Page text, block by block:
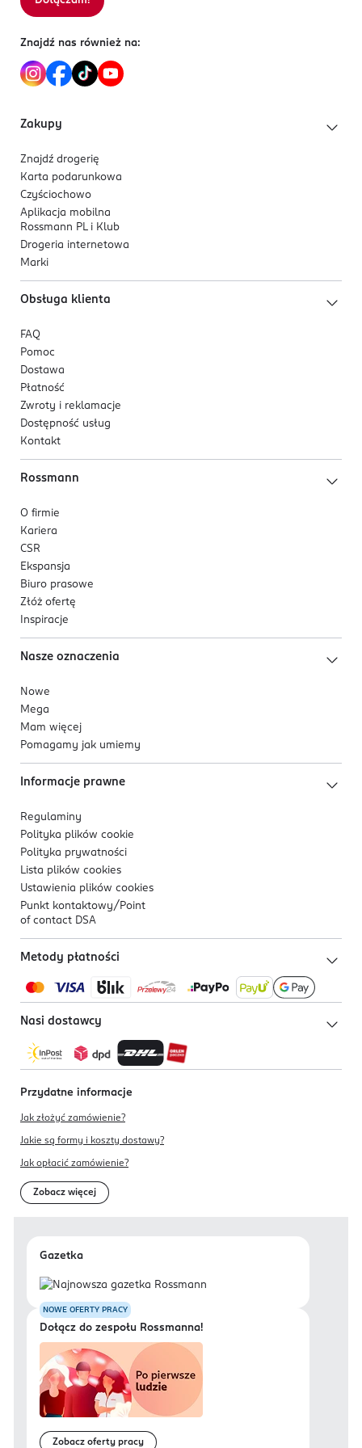
SODIUM HYALURONATE, PHENOXYETHANOL, BENZOIC
SALICYLATE, CITRONELLOL, HEXYL CINNAMAL,
HYDROXYCITRONELLAL, LIMONENE, LINALOOL.
Tartu
info@orientrade.com
EE-Estonia
8 809747 940738
Znajdź nas również na:
Zakupy
Znajdź drogerię
Karta podarunkowa
Czyściochowo
Aplikacja mobilna
Rossmann PL i Klub
Drogeria internetowa
Marki
Obsługa klienta
FAQ
Pomoc
Dostawa
Płatność
Zwroty i reklamacje
Dostępność usług
Kontakt
Rossmann
O firmie
Kariera
CSR
Ekspansja
Biuro prasowe
Złóż ofertę
Inspiracje
Nasze oznaczenia
Nowe
Mega
Mam więcej
Pomagamy jak umiemy
Informacje prawne
Regulaminy
Polityka plików cookie
Polityka prywatności
Lista plików cookies
Ustawienia plików cookies
Punkt kontaktowy/ Point
of contact DSA
Metody płatności
Nasi dostawcy
Przydatne informacje
Jak złożyć zamówienie?
Jakie są formy i koszty dostawy?
Jak opłacić zamówienie?
Zobacz więcej
Gazetka
NOWE OFERTY PRACY
Dołącz do zespołu Rossmanna!
Zobacz oferty pracy